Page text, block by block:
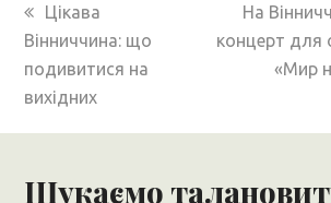
previous
post:
Цікава
Вінниччина: що
подивитися на
вихідних
next
post:
На
концерт для
«Мир
Шукаємо